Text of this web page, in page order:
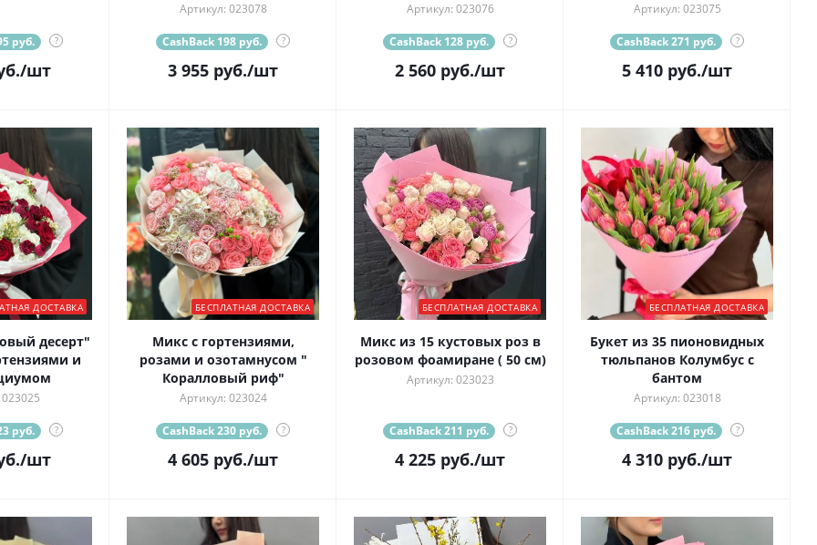
руб. ?
/шт
Артикул: 023078
CashBack 198 руб. ?
3 955 руб./шт
Артикул: 023076
CashBack 128 руб. ?
2 560 руб./шт
Артикул: 023075
CashBack 271 руб. ?
5 410 руб./шт
ДОСТАВКА
десерт"
и
руб. ?
/шт
БЕСПЛАТНАЯ ДОСТАВКА
Микс с гортензиями,
розами и озотамнусом "
Коралловый риф"
Артикул: 023024
CashBack 230 руб. ?
4 605 руб./шт
БЕСПЛАТНАЯ ДОСТАВКА
Микс из 15 кустовых роз в
розовом фоамиране ( 50 см)
Артикул: 023023
CashBack 211 руб. ?
4 225 руб./шт
БЕСПЛАТНАЯ ДОСТАВКА
Букет из 35 пионовидных
тюльпанов Колумбус с
бантом
Артикул: 023018
CashBack 216 руб. ?
4 310 руб./шт